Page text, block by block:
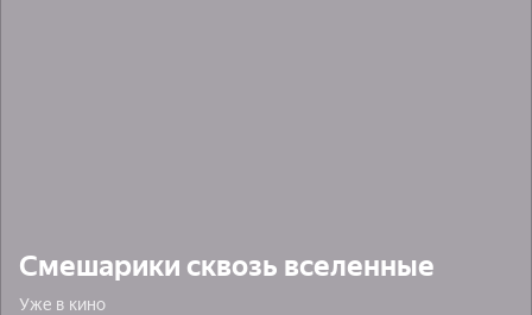
Смешарики сквозь вселенные
Уже в кино